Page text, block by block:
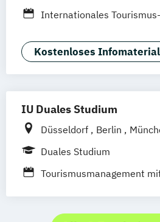
SRH Campus Hamburg
SRH Campus Heidelberg
SRH Campus München
SRH Campus Bremen
SRH Campus Leipzig
SRH Campus Bonn
SRH Campus Karlsruhe
SRH Campus Fürth
Internationales
Kostenloses Infomaterial
IU Duales Studium
Düsseldorf Berlin
Frankfurt am Main
Mannheim Leipzig
Augsburg Bielefeld
Dresden Duisburg
Duales Studium
Tourismusmanagement